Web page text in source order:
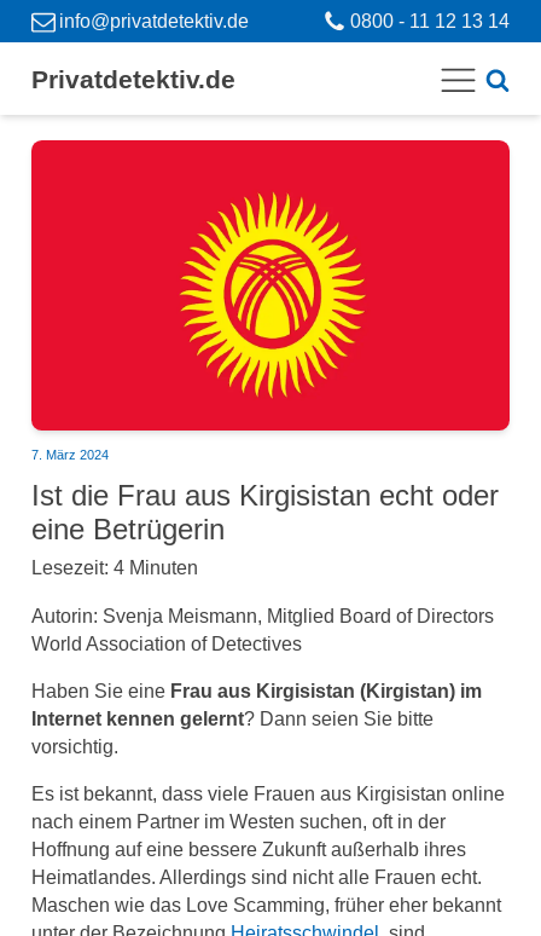
info@privatdetektiv.de 0800 - 11 12 13 14
Privatdetektiv.de
7. März 2024
Ist die Frau aus Kirgisistan echt oder
eine Betrügerin
Lesezeit: 4 Minuten
Autorin: Svenja Meismann, Mitglied Board of Directors
World Association of Detectives
Haben Sie eine Frau aus Kirgisistan (Kirgistan) im
Internet kennen gelernt? Dann seien Sie bitte
vorsichtig.
Es ist bekannt, dass viele Frauen aus Kirgisistan online
nach einem Partner im Westen suchen, oft in der
Hoffnung auf eine bessere Zukunft außerhalb ihres
Heimatlandes. Allerdings sind nicht alle Frauen echt.
Maschen wie das Love Scamming, früher eher bekannt